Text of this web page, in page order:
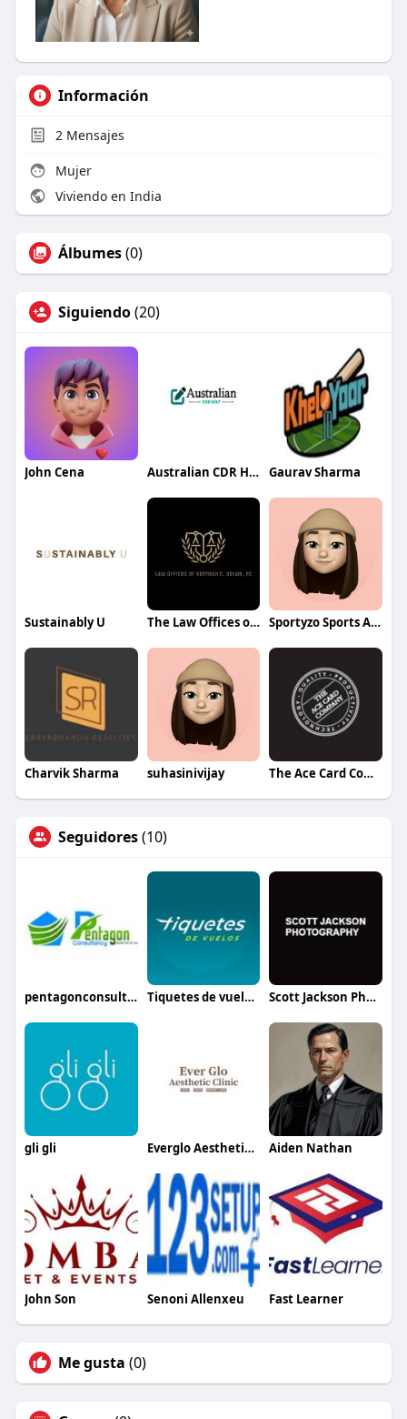
Información
2 Mensajes
Mujer
Viviendo en India
Álbumes(0)
Siguiendo(20)
John Cena Australian CDR Help Gaurav Sharma
Sustainably U The Law Offices of Kenneth C.Odiwe Sportyzo Sports Academy
Charvik Sharma suhasinivijay The Ace Card Company
Seguidores(10)
pentagonconsultancy Tiquetes de vuelos España Scott Jackson Photography
gli gli Everglo Aesthetic Clinic Aiden Nathan
John Son Senoni Allenxeu Fast Learner
Me gusta (0)